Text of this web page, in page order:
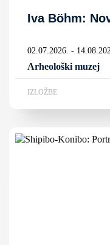
Iva Böhm:
02.07.2026. -
Arheološki muzej
IZLOŽBE